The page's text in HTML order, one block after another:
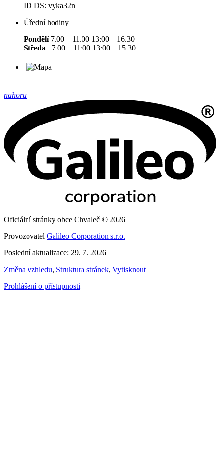
ID DS: vyka32n
Úřední hodiny
Pondělí 7.00 – 11.00 13:00 – 16.30
Středa 7.00 – 11:00 13:00 – 15.30
nahoru
Oficiální stránky obce Chvaleč © 2026
Provozovatel Galileo Corporation s.r.o.
Poslední aktualizace: 29. 7. 2026
Změna vzhledu, Struktura stránek, Vytisknout
Prohlášení o přístupnosti